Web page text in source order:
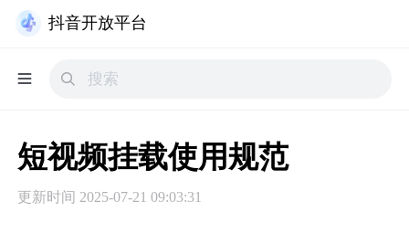
抖音开放平台
短视频挂载使用规范
更新时间 2025-07-21 09:03:31